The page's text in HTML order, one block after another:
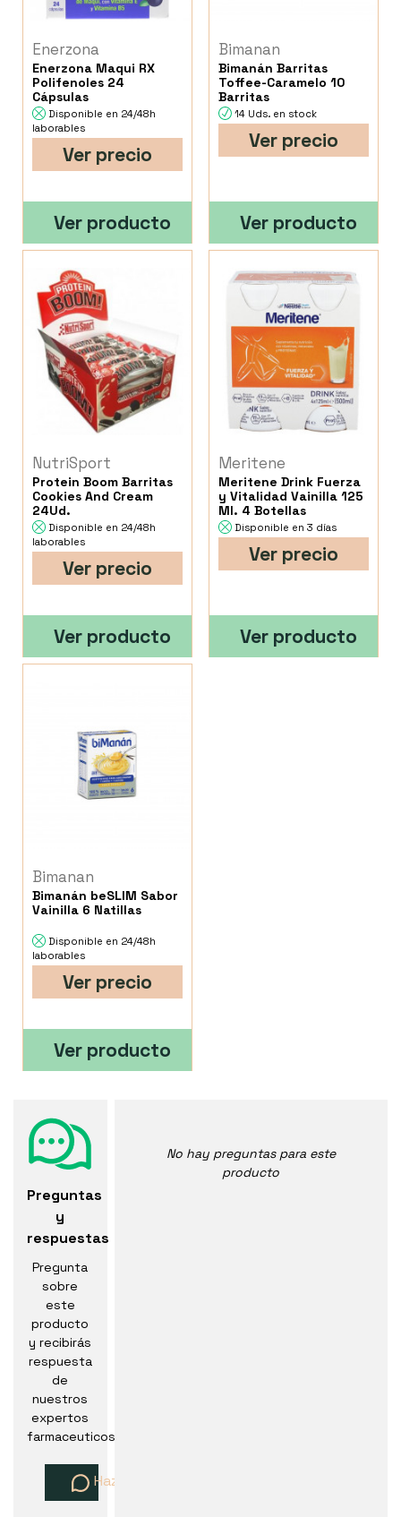
Enerzona
Enerzona Maqui RX
Polifenoles 24
Cápsulas
Disponible en 24/48h
laborables
Ver precio
Ver producto
Bimanan
Bimanán Barritas
Toffee-Caramelo 10
Barritas
14 Uds. en stock
Ver precio
Ver producto
NutriSport
Protein Boom Barritas
Cookies And Cream
24Ud.
Disponible en 24/48h
laborables
Ver precio
Ver producto
Meritene
Meritene Drink Fuerza
y Vitalidad Vainilla 125
Ml. 4 Botellas
Disponible en 3 días
Ver precio
Ver producto
Bimanan
Bimanán beSLIM Sabor
Vainilla 6 Natillas
Disponible en 24/48h
laborables
Ver precio
Ver producto
Preguntas
y
respuestas
Pregunta
sobre
este
producto
y recibirás
respuesta
de
nuestros
expertos
farmaceuticos
Haz una pregunta
No hay preguntas para este
producto